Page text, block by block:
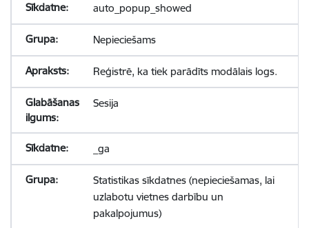
auto_popup_showed
Nepieciešams
Reģistrē, ka tiek parādīts modālais logs.
Sesija
_ga
Statistikas sīkdatnes (nepieciešamas, lai
uzlabotu vietnes darbību un
pakalpojumus)